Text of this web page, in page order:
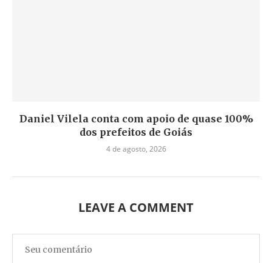
Daniel Vilela conta com apoio de quase 100%
dos prefeitos de Goiás
4 de agosto, 2026
LEAVE A COMMENT